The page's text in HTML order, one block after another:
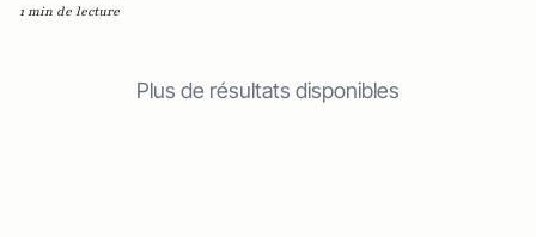
1 min de lecture
Plus de résultats disponibles